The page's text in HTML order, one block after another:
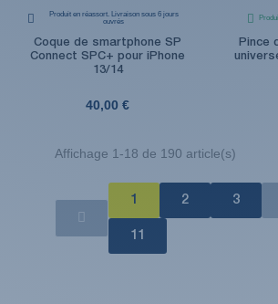
Produit en réassort. Livraison sous 6 jours
ouvrés
Coque de smartphone SP
Connect SPC+ pour iPhone
13/14
40,00 €
Pince
Affichage 1-18 de 190 article(s)
1 2 3
11